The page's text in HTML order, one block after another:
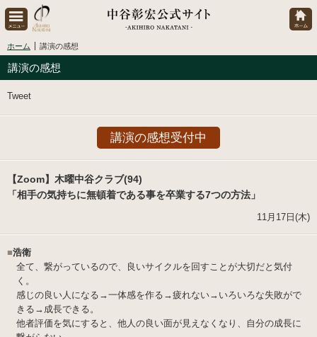
ホーム 講演の感想
講演の感想
Tweet
講演の感想受付中
【Zoom】木曜中谷クラブ(94)
「相手の気持ちに無頓着である事を卒業する7つの方法」
11月17日(木)
■浩衛
全て、繋がっているので、良いサイクルを回すことが大切だと気付
く。
感じの良い人になる→一体感を作る→疲れない→いろいろな失敗がで
きる→成長できる。
他者評価を気にすると、他人の良い面が見えなくなり、自分の成長に